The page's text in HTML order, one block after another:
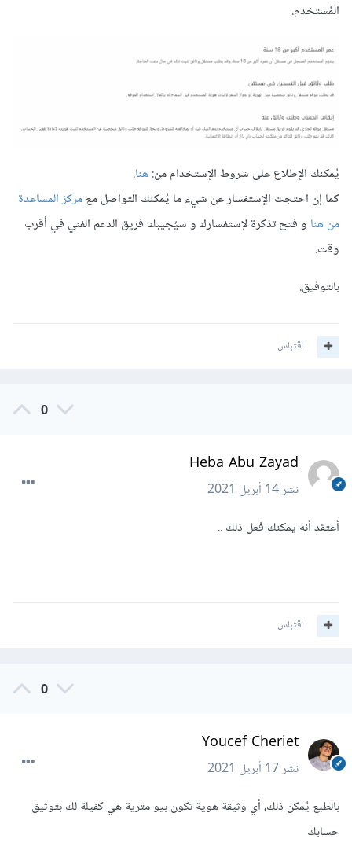
المُستخدم.
يُمكنك الإطلاع على شروط الإستخدام من:هنا.
كما إن احتجت الإستفسار عن شيء ما يُمكنك التواصل معمركز المساعدة
من هناو فتح تذكرة لإستفسارك و سيُجيبك فريق الدعم الفني في أقرب
وقت.
بالتوفيق.
اقتباس
0
Heba Abu Zayad
نشر14 أبريل 2021
أعتقد أنه يمكنك فعل ذلك ..
اقتباس
0
Youcef Cheriet
نشر17 أبريل 2021
بالطبع يُمكن ذلك، أي وثيقة هوية تكون بيو مترية هي كفيلة لك بتوثيق
حسابك